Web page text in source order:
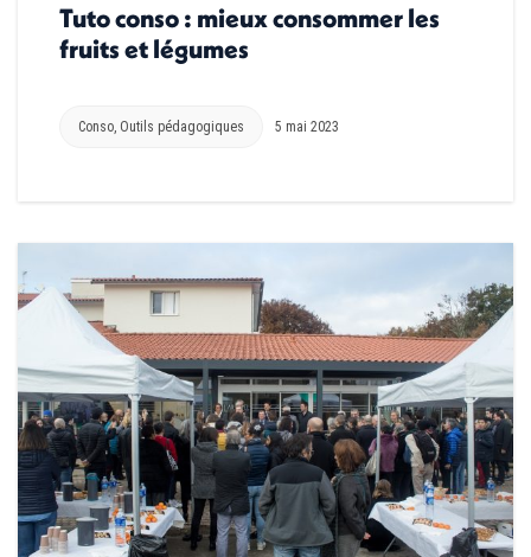
Tuto conso : mieux consommer les
fruits et légumes
Conso, Outils pédagogiques 5 mai 2023